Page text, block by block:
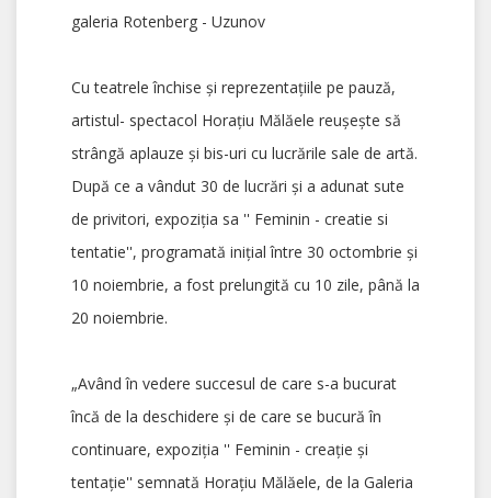
galeria Rotenberg - Uzunov
Cu teatrele închise și reprezentațiile pe pauză,
artistul- spectacol Horațiu Mălăele reușește să
strângă aplauze și bis-uri cu lucrările sale de artă.
După ce a vândut 30 de lucrări și a adunat sute
de privitori, expoziția sa '' Feminin - creatie si
tentatie'', programată inițial între 30 octombrie și
10 noiembrie, a fost prelungită cu 10 zile, până la
20 noiembrie.
„Având în vedere succesul de care s-a bucurat
încă de la deschidere și de care se bucură în
continuare, expoziția '' Feminin - creație și
tentație'' semnată Horațiu Mălăele, de la Galeria